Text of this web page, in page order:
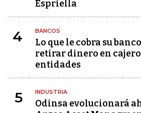
Espriella
4 BANCOS
Lo que le cobra su
retirar dinero en
entidades
5 INDUSTRIA
Odinsa evolucionará